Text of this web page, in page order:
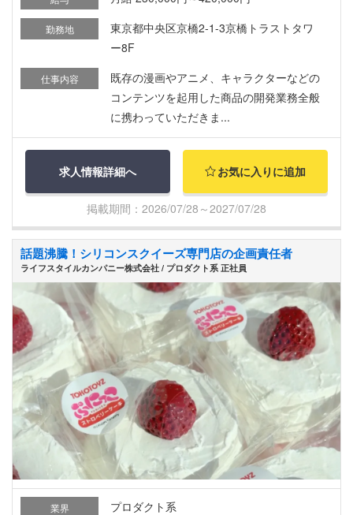
勤務地
東京都中央区京橋2-1-3京橋トラストタワ
ー8F
仕事内容
既存の漫画やアニメ、キャラクターなどの
コンテンツを起用した商品の開発業務全般
に携わっていただきま...
求人情報詳細へ お気に入りに追加
掲載期間：2026/07/28～2027/07/28
話題沸騰！シリコンスクイーズ専門店の企画責任者
ライフスタイルカンパニー株式会社 / プロダクト系 正社員
業界 プロダクト系